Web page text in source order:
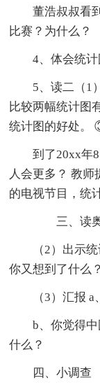
董浩叔叔看
比赛？为什么？
4、体会统计
5、读二（1
比较两幅统计图
统计图的好处。
到了20xx年
人会更多？ 教
的电视节目，统
三、读奥
（2）出示
你又想到了什么
（3）汇报
b、你觉得
什么？
四、小调查